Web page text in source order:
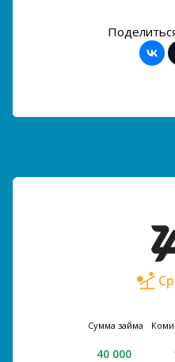
Сумма займа
40 000